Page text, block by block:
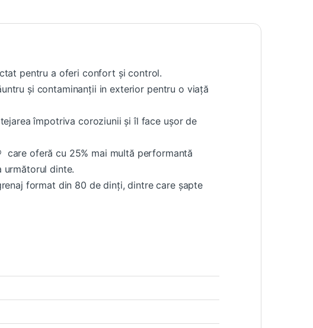
pentru a oferi confort și control.
și contaminanții in exterior pentru o viață
împotriva coroziunii și îl face ușor de
care oferă cu 25% mai multă performantă
următorul dinte.
format din 80 de dinți, dintre care șapte